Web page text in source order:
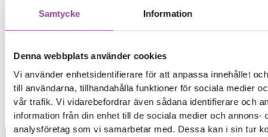
Samtycke Information
Denna webbplats använder cookies
Vi använder enhetsidentifierare för att anpassa innehållet
till användarna, tillhandahålla funktioner för sociala medier
vår trafik. Vi vidarebefordrar även sådana identifierare och
information från din enhet till de sociala medier och annons-
analysföretag som vi samarbetar med. Dessa kan i sin tur